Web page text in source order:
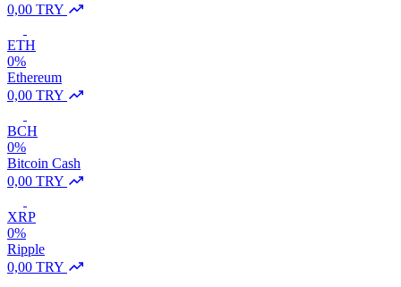
0,00 TRY
ETH
0%
Ethereum
0,00 TRY
BCH
0%
Bitcoin Cash
0,00 TRY
XRP
0%
Ripple
0,00 TRY